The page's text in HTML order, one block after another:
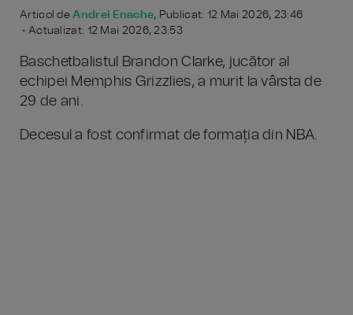
Articol deAndrei Enache, Publicat: 12 Mai 2026, 23:46
• Actualizat: 12 Mai 2026, 23:53
Baschetbalistul Brandon Clarke, jucător al
echipei Memphis Grizzlies, a murit la vârsta de
29 de ani.
Decesul a fost confirmat de formația din NBA.